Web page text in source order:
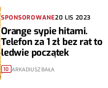
SPONSOROWANE20 LIS 2023
Orange sypie hitami.
Telefon za 1 zł bez rat to
ledwie początek
10 ARKADIUSZ BAŁA